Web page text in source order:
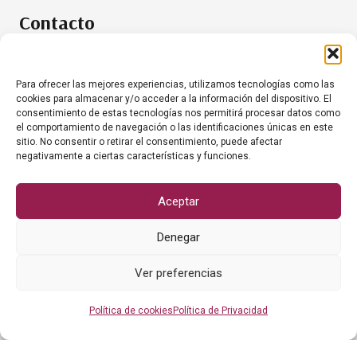
Para ofrecer las mejores experiencias, utilizamos tecnologías como las
cookies para almacenar y/o acceder a la información del dispositivo. El
consentimiento de estas tecnologías nos permitirá procesar datos como
el comportamiento de navegación o las identificaciones únicas en este
sitio. No consentir o retirar el consentimiento, puede afectar
negativamente a ciertas características y funciones.
Aceptar
Denegar
Ver preferencias
Política de cookies Política de Privacidad
Contacto
info@grumesacanariashoreca.com
© Grumesa Canarias, S.L.
Sitio web gestionado por